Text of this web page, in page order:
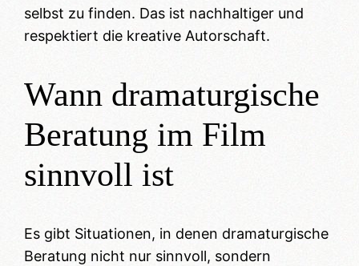
selbst zu finden. Das ist nachhaltiger und
respektiert die kreative Autorschaft.
Wann dramaturgische
Beratung im Film
sinnvoll ist
Es gibt Situationen, in denen dramaturgische
Beratung nicht nur sinnvoll, sondern